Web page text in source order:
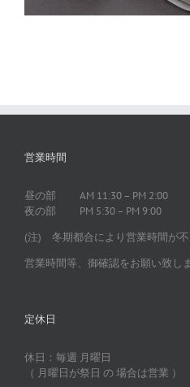
営業時間
昼の部 AM 11:30 – PM 2:00
夜の部 PM 5:30 – PM 9:00
(注) 冬期都合により営業時間が不
営業時間等、御確認をお願い致しま
定休日
休日：毎週 月曜日
（ 月曜日が祭日 の 場合は営業 ）